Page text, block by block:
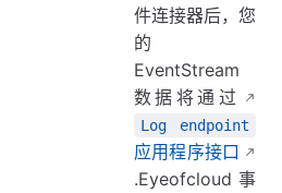
件连接器后，您
的
EventStream
数据将通过
Log endpoint
应用程序接口
.Eyeofcloud 事